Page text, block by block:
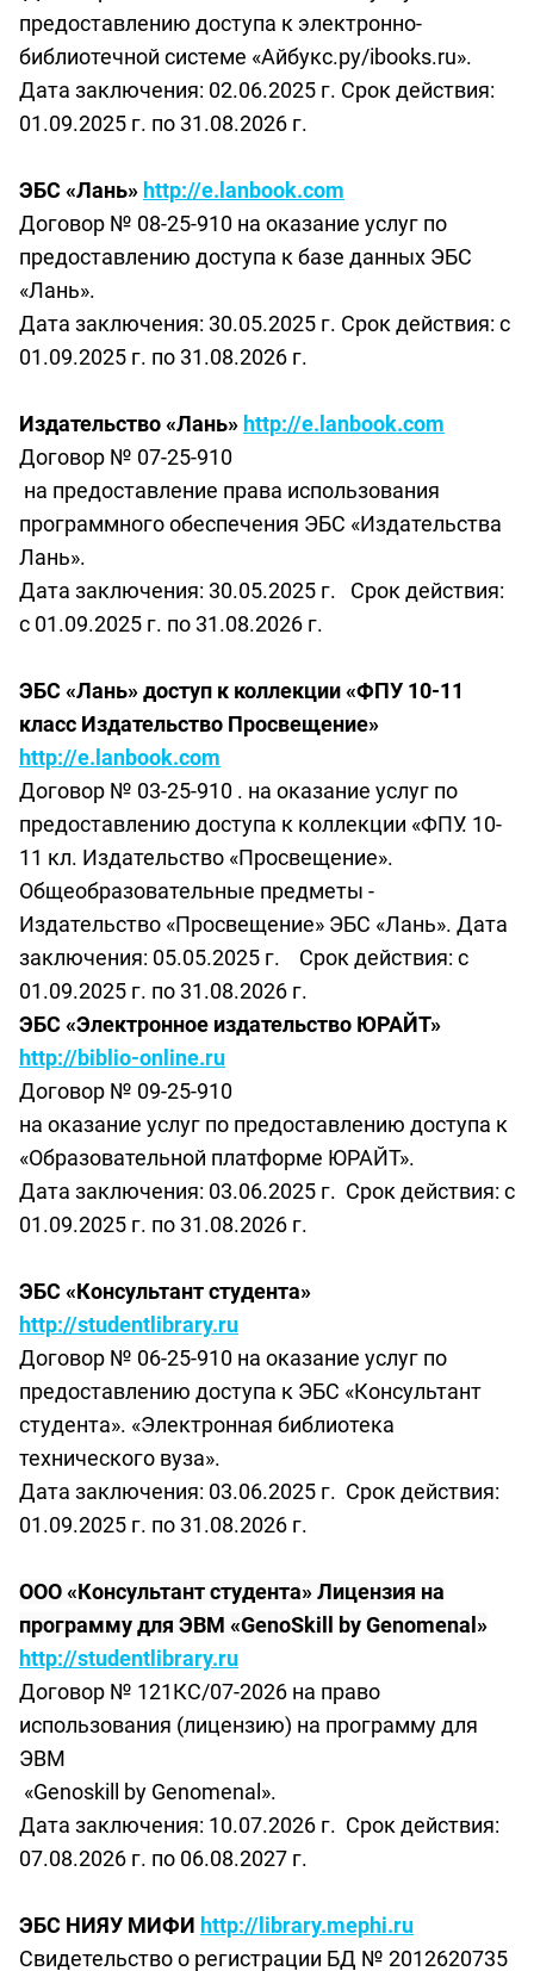
предоставлению доступа к электронно-
библиотечной системе «Айбукс.ру/ibooks.ru».
Дата заключения: 02.06.2025 г. Срок действия:
01.09.2025 г. по 31.08.2026 г.
ЭБС «Лань» http://e.lanbook.com
Договор № 08-25-910 на оказание услуг по
предоставлению доступа к базе данных ЭБС
«Лань».
Дата заключения: 30.05.2025 г. Срок действия: с
01.09.2025 г. по 31.08.2026 г.
Издательство «Лань» http://e.lanbook.com
Договор № 07-25-910
на предоставление права использования
программного обеспечения ЭБС «Издательства
Лань».
Дата заключения: 30.05.2025 г. Срок действия:
с 01.09.2025 г. по 31.08.2026 г.
ЭБС «Лань» доступ к коллекции «ФПУ 10-11
класс Издательство Просвещение»
http://e.lanbook.com
Договор № 03-25-910 . на оказание услуг по
предоставлению доступа к коллекции «ФПУ. 10-
11 кл. Издательство «Просвещение».
Общеобразовательные предметы -
Издательство «Просвещение» ЭБС «Лань». Дата
заключения: 05.05.2025 г. Срок действия: с
01.09.2025 г. по 31.08.2026 г.
ЭБС «Электронное издательство ЮРАЙТ»
http://biblio-online.ru
Договор № 09-25-910
на оказание услуг по предоставлению доступа к
«Образовательной платформе ЮРАЙТ».
Дата заключения: 03.06.2025 г. Срок действия: с
01.09.2025 г. по 31.08.2026 г.
ЭБС «Консультант студента»
http://studentlibrary.ru
Договор № 06-25-910 на оказание услуг по
предоставлению доступа к ЭБС «Консультант
студента». «Электронная библиотека
технического вуза».
Дата заключения: 03.06.2025 г. Срок действия:
01.09.2025 г. по 31.08.2026 г.
OOO«Консультант студента» Лицензия на
программу для ЭВМ «GenoSkill byGenomenal »
http://studentlibrary.ru
Договор № 121КС/07-2026 на право
использования (лицензию) на программу для
ЭВМ
«Genoskill by Genomenal».
Дата заключения: 10.07.2026 г. Срок действия:
07.08.2026 г. по 06.08.2027 г.
ЭБС НИЯУ МИФИ http://library.mephi.ru
Свидетельство о регистрации БД № 2012620735